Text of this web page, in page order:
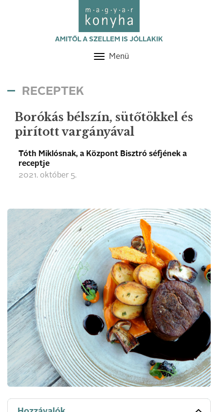
AMITŐL A SZELLEM IS JÓLLAKIK
Toggle
Menü
RECEPTEK
Borókás bélszín, sütőtökkel és
pirított vargányával
Tóth Miklósnak, a Központ Bisztró séfjének a
receptje
2021. október 5.